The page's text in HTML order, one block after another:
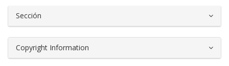
Sección
Copyright Information